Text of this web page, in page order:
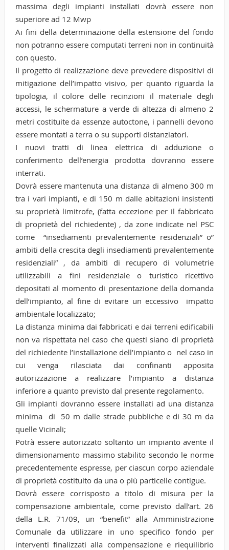
massima degli impianti installati dovrà essere non
superiore ad 12 Mwp
Ai fini della determinazione della estensione del fondo
non potranno essere computati terreni non in continuità
con questo.
Il progetto di realizzazione deve prevedere dispositivi di
mitigazione dell’impatto visivo, per quanto riguarda la
tipologia, il colore delle recinzioni il materiale degli
accessi, le schermature a verde di altezza di almeno 2
metri costituite da essenze autoctone, i pannelli devono
essere montati a terra o su supporti distanziatori.
I nuovi tratti di linea elettrica di adduzione o
conferimento dell’energia prodotta dovranno essere
interrati.
Dovrà essere mantenuta una distanza di almeno 300 m
tra i vari impianti, e di 150 m dalle abitazioni insistenti
su proprietà limitrofe, (fatta eccezione per il fabbricato
di proprietà del richiedente) , da zone indicate nel PSC
come “insediamenti prevalentemente residenziali” o”
ambiti della crescita degli insediamenti prevalentemente
residenziali” , da ambiti di recupero di volumetrie
utilizzabili a fini residenziale o turistico ricettivo
depositati al momento di presentazione della domanda
dell’impianto, al fine di evitare un eccessivo impatto
ambientale localizzato;
La distanza minima dai fabbricati e dai terreni edificabili
non va rispettata nel caso che questi siano di proprietà
del richiedente l’installazione dell’impianto o nel caso in
cui venga rilasciata dai confinanti apposita
autorizzazione a realizzare l’impianto a distanza
inferiore a quanto previsto dal presente regolamento.
Gli impianti dovranno essere installati ad una distanza
minima di 50 m dalle strade pubbliche e di 30 m da
quelle Vicinali;
Potrà essere autorizzato soltanto un impianto avente il
dimensionamento massimo stabilito secondo le norme
precedentemente espresse, per ciascun corpo aziendale
di proprietà costituito da una o più particelle contigue.
Dovrà essere corrisposto a titolo di misura per la
compensazione ambientale, come previsto dall’art. 26
della L.R. 71/09, un “benefit” alla Amministrazione
Comunale da utilizzare in uno specifico fondo per
interventi finalizzati alla compensazione e riequilibrio